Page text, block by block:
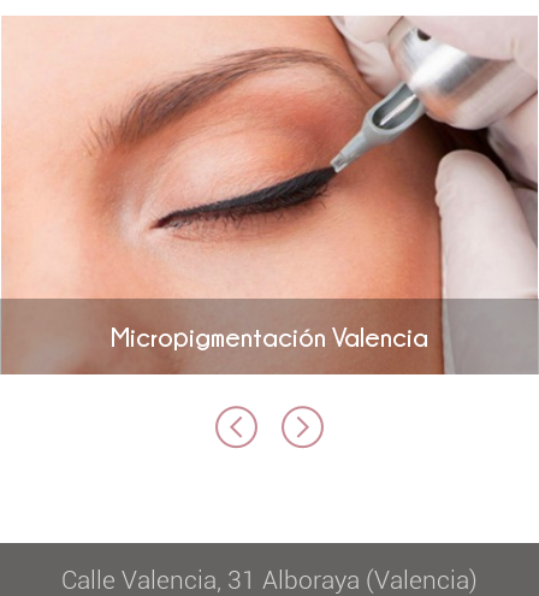
Micropigmentación Valencia
Calle Valencia, 31 Alboraya (Valencia)